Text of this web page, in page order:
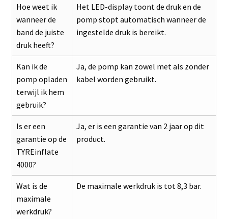
Hoe weet ik
wanneer de
band de juiste
druk heeft?
Het LED-display toont de druk en de
pomp stopt automatisch wanneer de
ingestelde druk is bereikt.
Kan ik de
pomp opladen
terwijl ik hem
gebruik?
Ja, de pomp kan zowel met als zonder
kabel worden gebruikt.
Is er een
garantie op de
TYREinflate
4000?
Ja, er is een garantie van 2 jaar op dit
product.
Wat is de
maximale
werkdruk?
De maximale werkdruk is tot 8,3 bar.